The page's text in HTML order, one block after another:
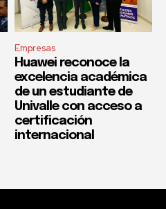
Empresas
Huawei reconoce la
excelencia académica
de un estudiante de
Univalle con acceso a
certificación
internacional